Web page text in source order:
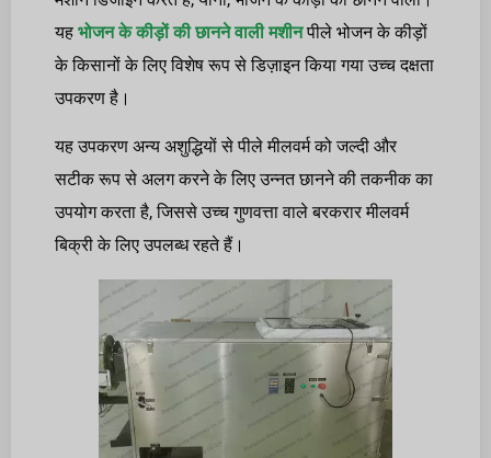
यह भोजन के कीड़ों की छानने वाली मशीनपीले भोजन के कीड़ों
के किसानों के लिए विशेष रूप से डिज़ाइन किया गया उच्च दक्षता
उपकरण है।
यह उपकरण अन्य अशुद्धियों से पीले मीलवर्म को जल्दी और
सटीक रूप से अलग करने के लिए उन्नत छानने की तकनीक का
उपयोग करता है, जिससे उच्च गुणवत्ता वाले बरकरार मीलवर्म
बिक्री के लिए उपलब्ध रहते हैं।